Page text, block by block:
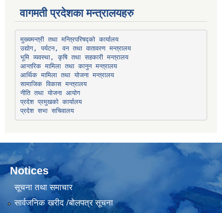
वागमती प्रदेशका मन्त्रालयहरु
मुख्यमन्त्री तथा मन्त्रिपरिषद्को कार्यालय
उद्योग, पर्यटन, वन तथा वातावरण मन्त्रालय
भूमि व्यवस्था, कृषि तथा सहकारी मन्त्रालय
आन्तरिक मामिला तथा कानुन मन्त्रालय
आर्थिक मामिला तथा योजना मन्त्रालय
सामाजिक विकास मन्त्रालय
नीति तथा योजना आयोग
प्रदेश प्रमुखको कार्यालय
प्रदेश सभा सचिवालय
Notices
सूचना तथा समाचार
सार्वजनिक खरीद /बोलपत्र सूचना